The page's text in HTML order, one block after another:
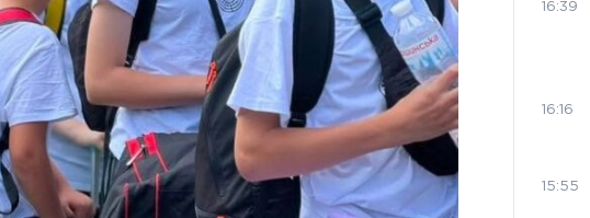
16:39
16:16
15:55